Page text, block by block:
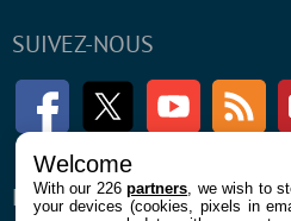
SUIVEZ-NOUS
FacebookTwitter Youtube
ENTREPRISE À
Welcome
With our 226partners , we wish to
your devices (cookies, pixels in